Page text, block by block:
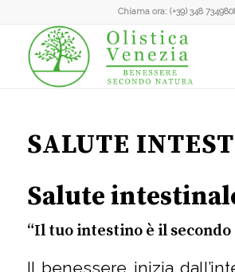
Chiama ora:(+39) 348
SALUTE
Salute
“Il tuo intestino è il
Il benessere inizia